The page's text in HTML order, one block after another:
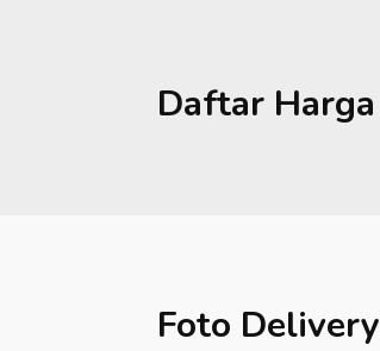
Daftar Harga
Foto